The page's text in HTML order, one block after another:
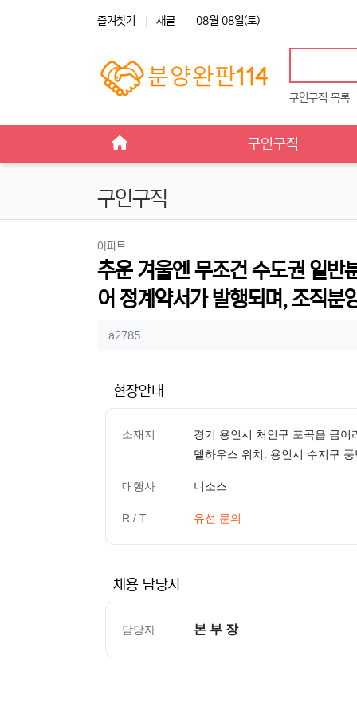
즐겨찾기 새글 08월 08일(토)
구인구직 목록
구인구직
구인구직
아파트
추운 겨울엔 무조건 수도권 일반
어 정계약서가 발행되며, 조직분
작성자 정보
a2785작성
현장안내
소재지
경기 용인시 처인구 포곡읍 금어
델하우스 위치: 용인시 수지구
대행사 니소스
R / T 유선 문의
채용 담당자
담당자 본 부 장